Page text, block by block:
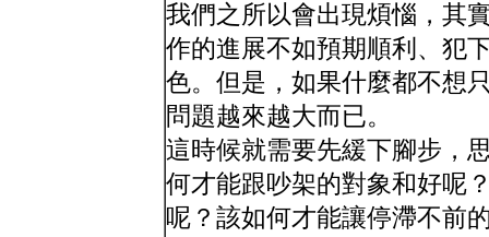
我們之所以會出現煩惱，其
作的進展不如預期順利、犯
色。但是，如果什麼都不想
問題越來越大而已。
這時候就需要先緩下腳步，
何才能跟吵架的對象和好呢
呢？該如何才能讓停滯不前